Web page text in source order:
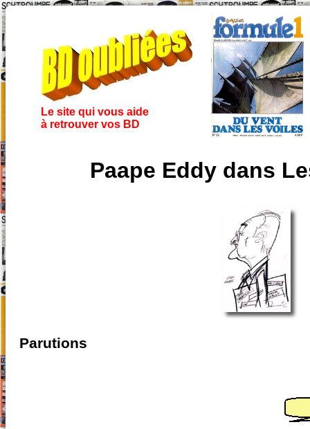
Le site qui vous aide
à retrouver vos BD
Paape Eddy dans
Parutions